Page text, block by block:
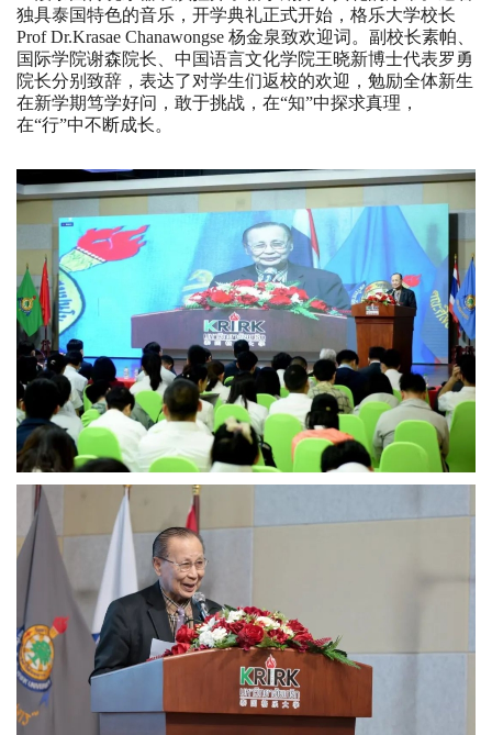
独具泰国特色的音乐，开学典礼正式开始，格乐大学校长
Prof Dr.Krasae Chanawongse 杨金泉致欢迎词。副校长素帕、
国际学院谢森院长、中国语言文化学院王晓新博士代表罗勇
院长分别致辞，表达了对学生们返校的欢迎，勉励全体新生
在新学期笃学好问，敢于挑战，在“知”中探求真理，
在“行”中不断成长。